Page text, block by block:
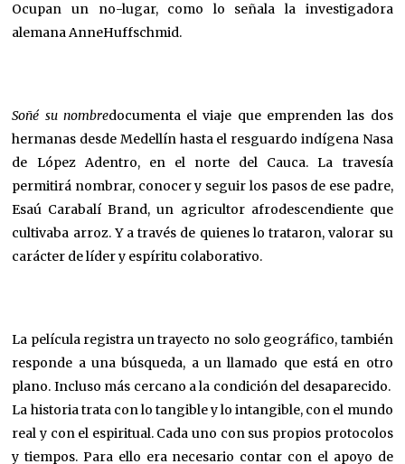
Ocupan un no-lugar, como lo señala la investigadora
alemana AnneHuffschmid.
Soñé su nombredocumenta el viaje que emprenden las dos
hermanas desde Medellín hasta el resguardo indígena Nasa
de López Adentro, en el norte del Cauca. La travesía
permitirá nombrar, conocer y seguir los pasos de ese padre,
Esaú Carabalí Brand, un agricultor afrodescendiente que
cultivaba arroz. Y a través de quienes lo trataron, valorar su
carácter de líder y espíritu colaborativo.
La película registra un trayecto no solo geográfico, también
responde a una búsqueda, a un llamado que está en otro
plano. Incluso más cercano a la condición del desaparecido.
La historia trata con lo tangible y lo intangible, con el mundo
real y con el espiritual. Cada uno con sus propios protocolos
y tiempos. Para ello era necesario contar con el apoyo de